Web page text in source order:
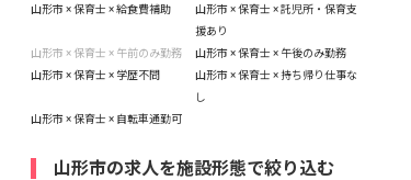
山形市 × 保育士 × 給食費補助
山形市 × 保育士 × 託児所・保育支
援あり
山形市 × 保育士 × 午前のみ勤務
山形市 × 保育士 × 午後のみ勤務
山形市 × 保育士 × 学歴不問
山形市 × 保育士 × 持ち帰り仕事な
し
山形市 × 保育士 × 自転車通勤可
山形市の求人を施設形態で絞り込む